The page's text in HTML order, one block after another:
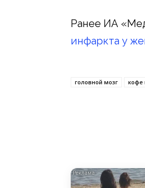
Ранее ИА
инфаркта у
головной мозг кофе